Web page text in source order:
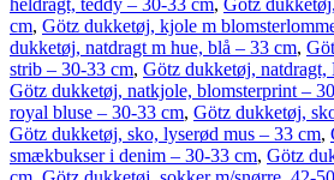
heldragt, teddy – 30-33 cm, Götz
cm, Götz dukketøj, kjole m
dukketøj, natdragt m hue, blå – 33 cm,
strib – 30-33 cm, Götz dukketøj, natdragt,
Götz dukketøj, natkjole, blomsterprint –
royal bluse – 30-33 cm, Götz dukketøj,
Götz dukketøj, sko, lyserød mus – 33 cm,
smækbukser i denim – 30-33 cm, Götz